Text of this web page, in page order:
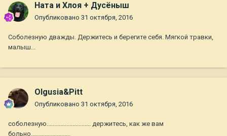
Ната и Хлоя + Дусёныш
Опубликовано 31 октября, 2016
Соболезную дважды. Держитесь и берегите себя. Мягкой травки,
малыш...
Olgusia&Pitt
Опубликовано 31 октября, 2016
соболезную............................. держитесь, как же вам
больно..........................